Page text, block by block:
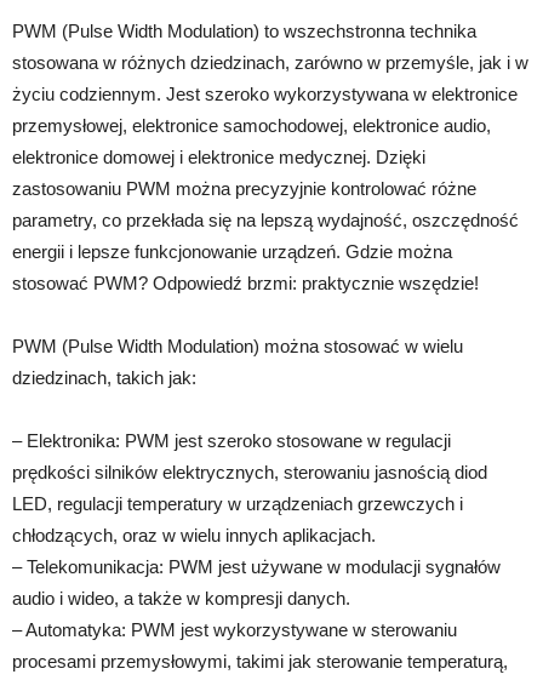
PWM (Pulse Width Modulation) to wszechstronna technika
stosowana w różnych dziedzinach, zarówno w przemyśle, jak i w
życiu codziennym. Jest szeroko wykorzystywana w elektronice
przemysłowej, elektronice samochodowej, elektronice audio,
elektronice domowej i elektronice medycznej. Dzięki
zastosowaniu PWM można precyzyjnie kontrolować różne
parametry, co przekłada się na lepszą wydajność, oszczędność
energii i lepsze funkcjonowanie urządzeń. Gdzie można
stosować PWM? Odpowiedź brzmi: praktycznie wszędzie!
PWM (Pulse Width Modulation) można stosować w wielu
dziedzinach, takich jak:
– Elektronika: PWM jest szeroko stosowane w regulacji
prędkości silników elektrycznych, sterowaniu jasnością diod
LED, regulacji temperatury w urządzeniach grzewczych i
chłodzących, oraz w wielu innych aplikacjach.
– Telekomunikacja: PWM jest używane w modulacji sygnałów
audio i wideo, a także w kompresji danych.
– Automatyka: PWM jest wykorzystywane w sterowaniu
procesami przemysłowymi, takimi jak sterowanie temperaturą,